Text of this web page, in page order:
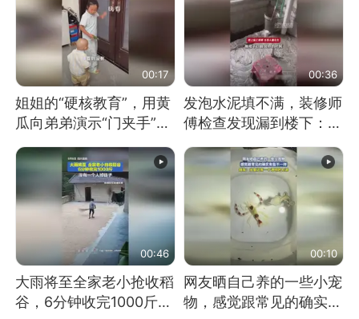
00:17
姐姐的“硬核教育”，用黄
瓜向弟弟演示“门夹手”，
网友：果然言传不如身
教！
00:36
发泡水泥填不满，装修师
傅检查发现漏到楼下：出
风口未延伸到外墙
00:46
大雨将至全家老小抢收稻
谷，6分钟收完1000斤，
00:10
网友晒自己养的一些小宠
物，感觉跟常见的确实有